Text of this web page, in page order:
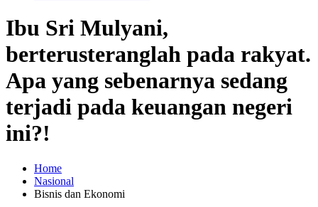
Ibu Sri Mulyani,
berterusteranglah pada rakyat.
Apa yang sebenarnya sedang
terjadi pada keuangan negeri
ini?!
Home
Nasional
Bisnis dan Ekonomi